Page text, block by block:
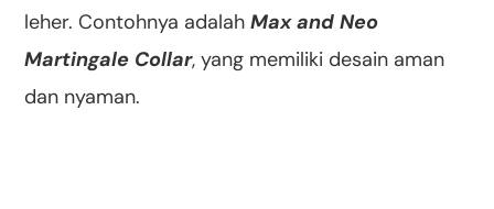
leher. Contohnya adalahMax and Neo
Martingale Collar, yang memiliki desain aman
dan nyaman.